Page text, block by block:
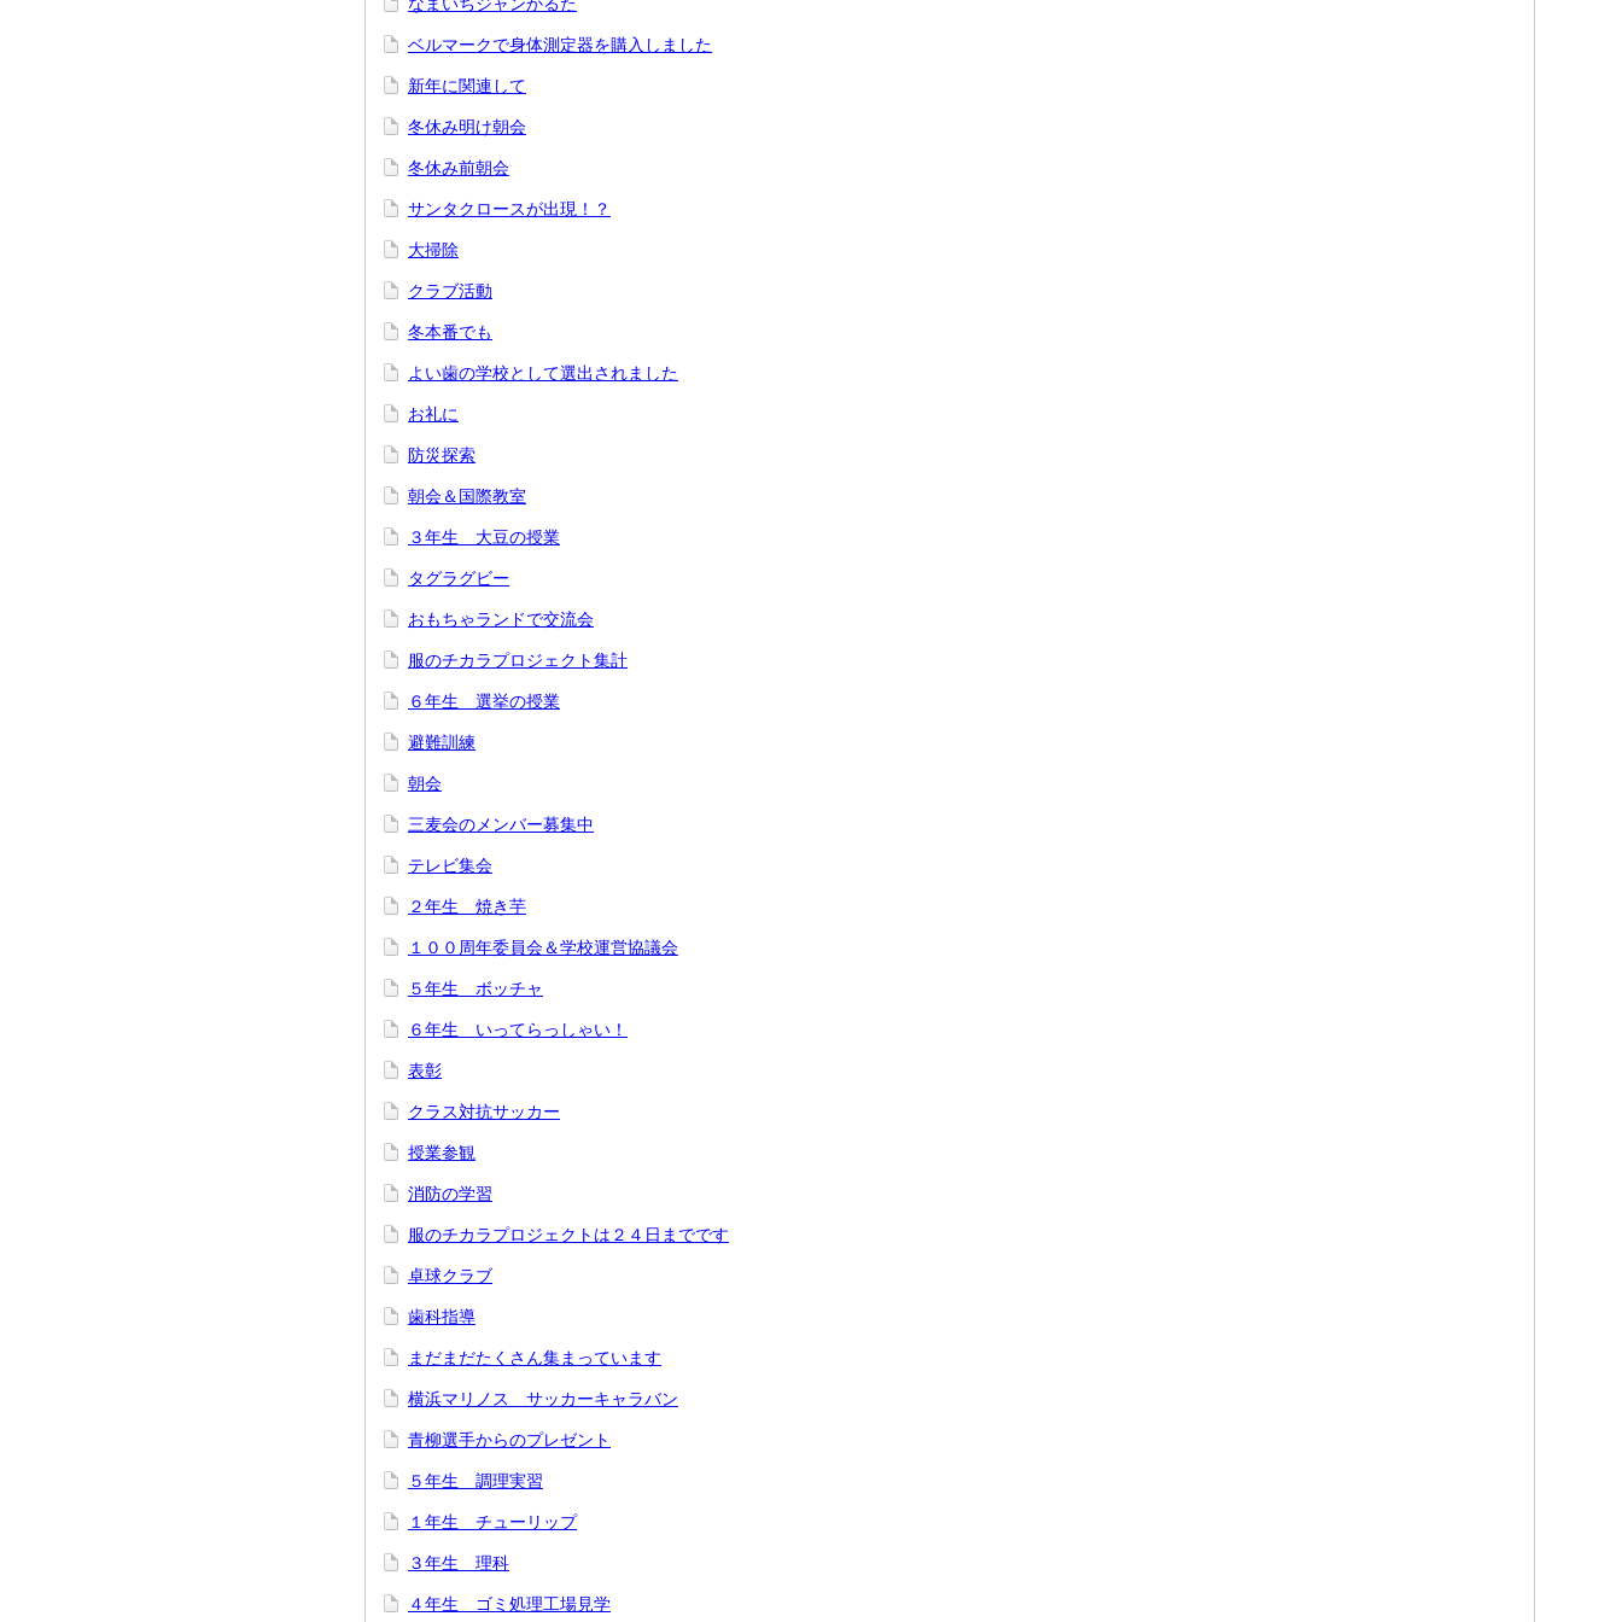
ベルマークで身体測定器を購入しました
新年に関連して
冬休み明け朝会
冬休み前朝会
サンタクロースが出現！？
大掃除
クラブ活動
冬本番でも
よい歯の学校として選出されました
お礼に
防災探索
朝会＆国際教室
３年生 大豆の授業
タグラグビー
おもちゃランドで交流会
服のチカラプロジェクト集計
６年生 選挙の授業
避難訓練
朝会
三麦会のメンバー募集中
テレビ集会
２年生 焼き芋
１００周年委員会＆学校運営協議会
５年生 ボッチャ
６年生 いってらっしゃい！
表彰
クラス対抗サッカー
授業参観
消防の学習
服のチカラプロジェクトは２４日までです
卓球クラブ
歯科指導
まだまだたくさん集まっています
横浜マリノス サッカーキャラバン
青柳選手からのプレゼント
５年生 調理実習
１年生 チューリップ
３年生 理科
４年生 ゴミ処理工場見学